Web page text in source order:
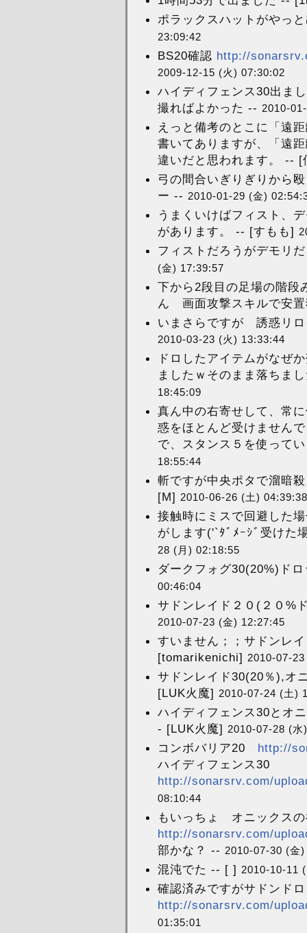
ポラックスハットがやっ
23:09:42
BS20確認 http://
2009-12-15 (火) 07:30:02
ハイディフェンス30出ま
撮ればよかった -- 2010-
えっと備考のとこに「遠
書いてありますが、「遠
違いだと思われます。 --
弓の間合いぎりぎりから
ー -- 2010-01-29 (金)
うまくいけばフィスト、
があります。 -- [すもも]
フィストだろうがデモリ
(金) 17:39:57
下から2段目の足場の階段
ん 画面攻撃スキルで安
いまさらですが 誘惑リ
2010-03-23 (火) 13:33:44
ドロしたアイテムがなぜ
ましたｗそのまま落ちま
18:45:09
真ん中の右寄せして、常
惑をほとんど受けません
で、スタンス５を使って
18:55:44
斬ですが中央ポタで溜暗
[M] 2010-06-26 (土) 04:39:38
接触時にミスで回避した
がします('`ﾀﾞﾒｰｼﾞ受けた
28 (月) 02:18:55
ダークフォグ30(20%)ド
00:46:04
サドンレイド２０(２０%
2010-07-23 (金) 12:27:45
すいません；；サドンレ
[tomarikenichi] 2010-07-
サドンレイド30(20％),オ
[LUK火魔] 2010-07-24 (土)
ハイディフェンス30とオ
- [LUK火魔] 2010-07-28 (水
コンボバリア20 http://
ハイディフェンス30
http://sonarsrv.com/
08:10:44
もいっちょ オニックス
http://sonarsrv.com/
部かな？ -- 2010-07-30 (金
混沌でた -- [ ] 2010-10-11
確認済みですがサドンド
http://sonarsrv.com/
01:35:01